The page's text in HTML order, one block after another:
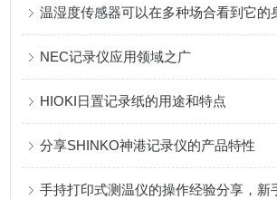
温湿度传感器可以在多种场合看到它的
NEC记录仪应用领域之广
HIOKI日置记录纸的用途和特点
分享SHINKO神港记录仪的产品特性
手持打印式测温仪的操作经验分享，新